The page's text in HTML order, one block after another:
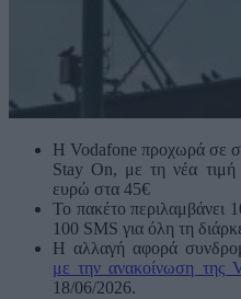
Η Vodafone προχωρά σε
Stay On, με τη νέα
ευρώ στα 45€
Το πακέτο περιλαμβάνει
100 SMS για όλη τη
Η αλλαγή αφορά
με την ανακοίνωση της
18/06/2026.